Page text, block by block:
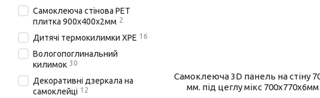
Самоклеюча 3D панель на стіну
мм. під цеглу мікс 700x770x6мм
Самоклеюча стінова PET
плитка 900х400х2мм 2
Дитячі термокилимки XPE 16
Вологопоглинальний
килимок 30
Декоративні дзеркала на
самоклейці 12